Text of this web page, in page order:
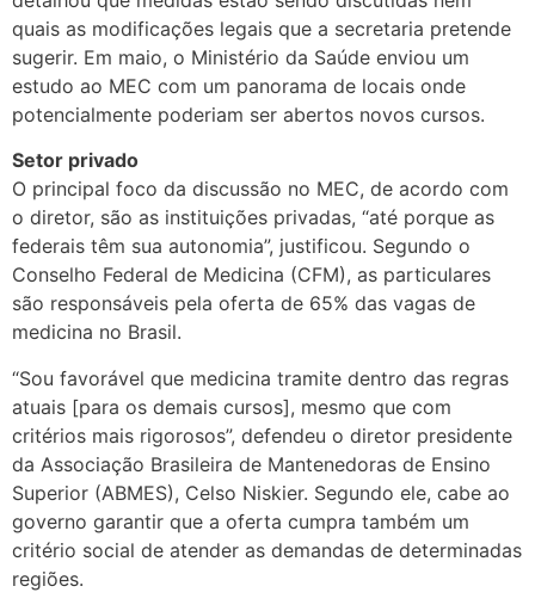
quais as modificações legais que a secretaria pretende
sugerir. Em maio, o Ministério da Saúde enviou um
estudo ao MEC com um panorama de locais onde
potencialmente poderiam ser abertos novos cursos.
Setor privado
O principal foco da discussão no MEC, de acordo com
o diretor, são as instituições privadas, “até porque as
federais têm sua autonomia”, justificou. Segundo o
Conselho Federal de Medicina (CFM), as particulares
são responsáveis pela oferta de 65% das vagas de
medicina no Brasil.
“Sou favorável que medicina tramite dentro das regras
atuais [para os demais cursos], mesmo que com
critérios mais rigorosos”, defendeu o diretor presidente
da Associação Brasileira de Mantenedoras de Ensino
Superior (ABMES), Celso Niskier. Segundo ele, cabe ao
governo garantir que a oferta cumpra também um
critério social de atender as demandas de determinadas
regiões.